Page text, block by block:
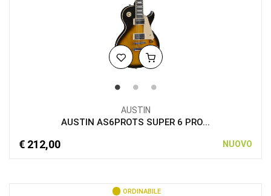
AUSTIN
AUSTIN AS6PROTS SUPER 6 PRO...
€ 212,00 NUOVO
ORDINABILE